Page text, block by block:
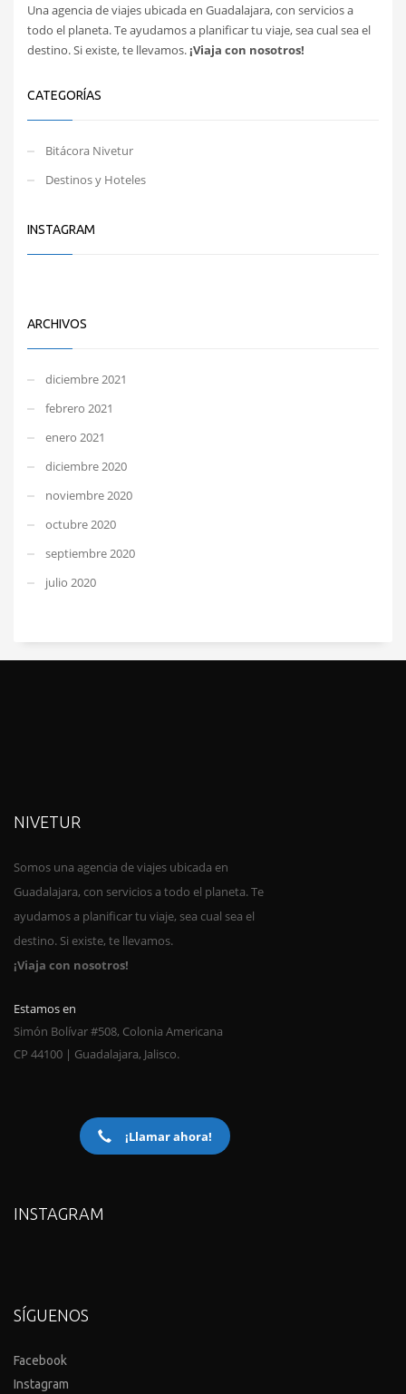
Una agencia de viajes ubicada en Guadalajara, con servicios a
todo el planeta. Te ayudamos a planificar tu viaje, sea cual sea el
destino. Si existe, te llevamos.¡Viaja con nosotros!
CATEGORÍAS
Bitácora Nivetur
Destinos y Hoteles
INSTAGRAM
ARCHIVOS
diciembre 2021
febrero 2021
enero 2021
diciembre 2020
noviembre 2020
octubre 2020
septiembre 2020
julio 2020
NIVETUR
Somos una agencia de viajes ubicada en
Guadalajara, con servicios a todo el planeta. Te
ayudamos a planificar tu viaje, sea cual sea el
destino. Si existe, te llevamos.
¡Viaja con nosotros!
Estamos en
Simón Bolívar #508, Colonia Americana
CP 44100 | Guadalajara, Jalisco.
¡Llamar ahora!
INSTAGRAM
SÍGUENOS
Facebook
Instagram